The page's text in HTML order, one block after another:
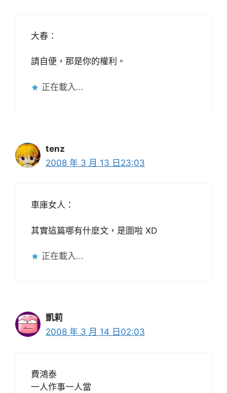
大春：
請自便，那是你的權利。
正在載入...
tenz
2008 年 3 月 13 日23:03
車庫女人：
其實這篇哪有什麼文，是圖啦 XD
正在載入...
凱莉
2008 年 3 月 14 日02:03
費鴻泰
一人作事一人當